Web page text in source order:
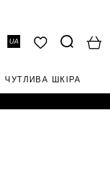
UA
ЧУТЛИВА ШКІРА